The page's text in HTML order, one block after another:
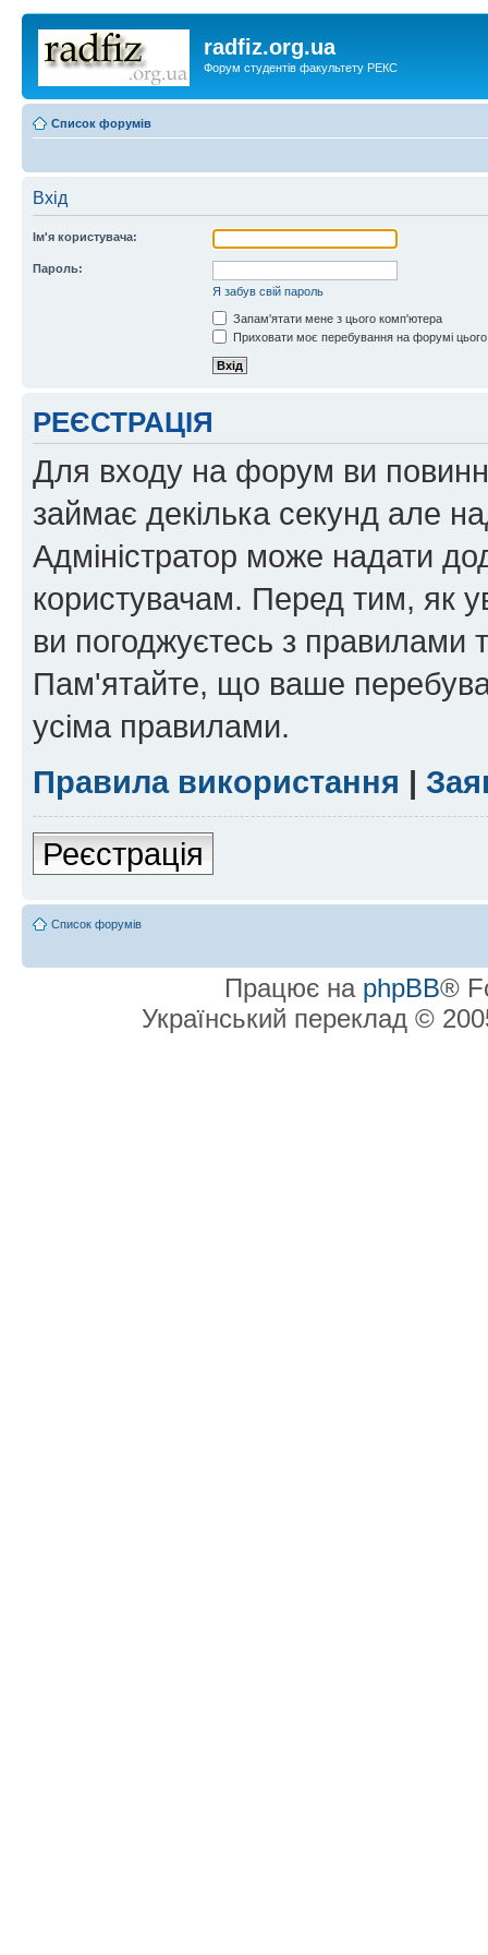
radfiz.org.ua
Форум студентів факультету РЕКС
Список форумів
Вхід
Ім'я користувача:
Пароль:
Я забув свій пароль
Запам'ятати мене з цього комп'ютера
Приховати моє перебування на форумі
РЕЄСТРАЦІЯ
Для входу на форум ви
займає декілька секунд але
Адміністратор може надати
користувачам. Перед тим, як
ви погоджуєтесь з правилами
Пам'ятайте, що ваше
усіма правилами.
Правила використання |
Реєстрація
Список форумів
Працює на phpBB®
Український переклад ©